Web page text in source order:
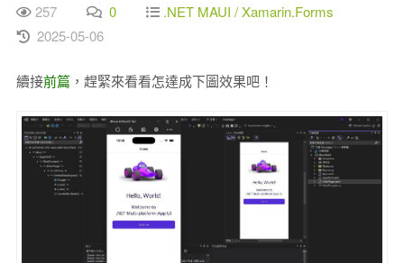
257 0
.NET MAUI / Xamarin.Forms
2025-05-06
續接前篇，趕緊來看看怎達成下圖效果吧！